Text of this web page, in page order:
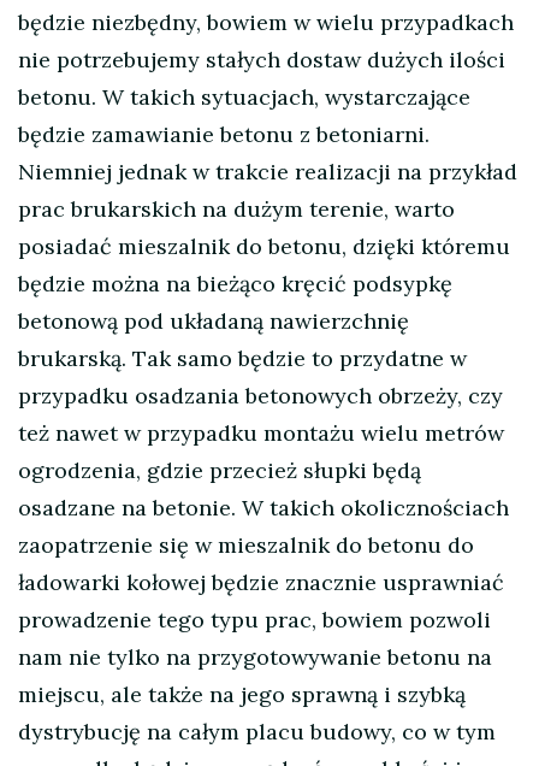
będzie niezbędny, bowiem w wielu przypadkach
nie potrzebujemy stałych dostaw dużych ilości
betonu. W takich sytuacjach, wystarczające
będzie zamawianie betonu z betoniarni.
Niemniej jednak w trakcie realizacji na przykład
prac brukarskich na dużym terenie, warto
posiadać mieszalnik do betonu, dzięki któremu
będzie można na bieżąco kręcić podsypkę
betonową pod układaną nawierzchnię
brukarską. Tak samo będzie to przydatne w
przypadku osadzania betonowych obrzeży, czy
też nawet w przypadku montażu wielu metrów
ogrodzenia, gdzie przecież słupki będą
osadzane na betonie. W takich okolicznościach
zaopatrzenie się w mieszalnik do betonu do
ładowarki kołowej będzie znacznie usprawniać
prowadzenie tego typu prac, bowiem pozwoli
nam nie tylko na przygotowywanie betonu na
miejscu, ale także na jego sprawną i szybką
dystrybucję na całym placu budowy, co w tym